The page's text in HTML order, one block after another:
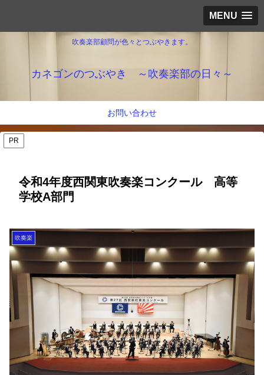
MENU
吹奏楽部顧問が色々とつぶやきます。
カネゴンのつぶやき ～吹奏楽部の日々～
お問い合わせ
PR
令和4年度西関東吹奏楽コンクール 高等
学校A部門
吹奏楽